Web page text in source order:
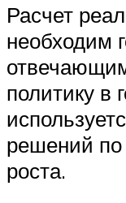
Расчет
необходим
политику в
решений
роста.